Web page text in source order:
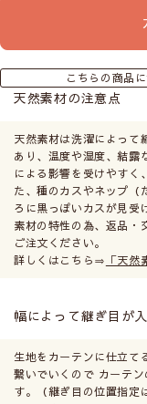
こちらの商品
天然素材の注意点
天然素材は洗濯によって
あり、温度や湿度、結露
による影響を受けやすく
た、種のカスやネップ（
ろに黒っぽいカスが見受
素材の特性の為、返品・
ご注文ください。
詳しくはこちら⇒ 「天然
幅によって継ぎ目が入
生地をカーテンに仕立て
繋いでいくので カーテ
す。（継ぎ目の位置指定